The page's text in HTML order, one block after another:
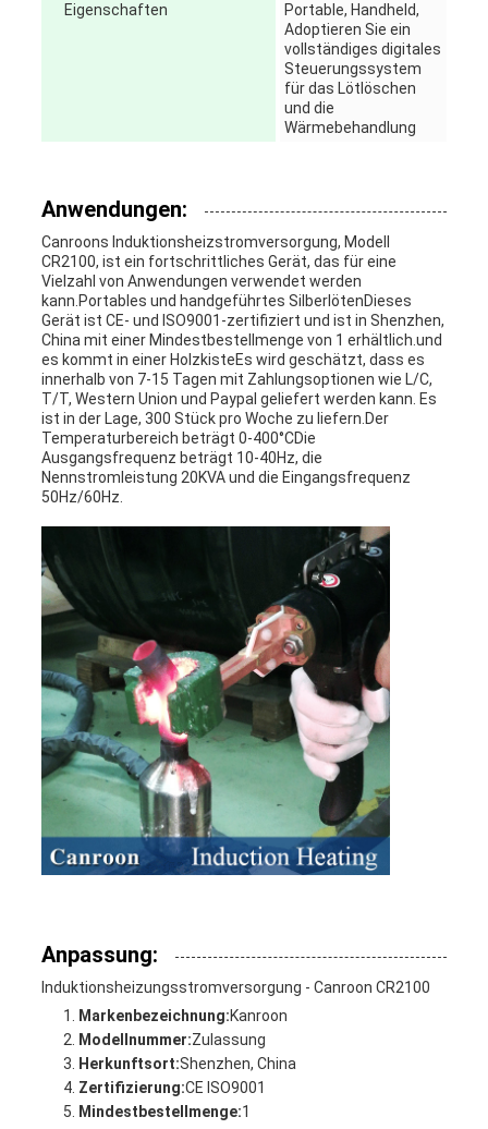
Eigenschaften
Portable, Handheld,
Adoptieren Sie ein
vollständiges digitales
Steuerungssystem
für das Lötlöschen
und die
Wärmebehandlung
Anwendungen:
Canroons Induktionsheizstromversorgung, Modell
CR2100, ist ein fortschrittliches Gerät, das für eine
Vielzahl von Anwendungen verwendet werden
kann.Portables und handgeführtes SilberlötenDieses
Gerät ist CE- und ISO9001-zertifiziert und ist in Shenzhen,
China mit einer Mindestbestellmenge von 1 erhältlich.und
es kommt in einer HolzkisteEs wird geschätzt, dass es
innerhalb von 7-15 Tagen mit Zahlungsoptionen wie L/C,
T/T, Western Union und Paypal geliefert werden kann. Es
ist in der Lage, 300 Stück pro Woche zu liefern.Der
Temperaturbereich beträgt 0-400°CDie
Ausgangsfrequenz beträgt 10-40Hz, die
Nennstromleistung 20KVA und die Eingangsfrequenz
50Hz/60Hz.
Anpassung:
Induktionsheizungsstromversorgung - Canroon CR2100
Markenbezeichnung:Kanroon
Modellnummer:Zulassung
Herkunftsort:Shenzhen, China
Zertifizierung:CE ISO9001
Mindestbestellmenge:1